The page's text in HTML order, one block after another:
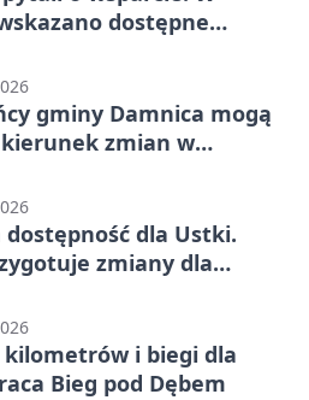
dostępne
gminy Damnica mogą
zmian w
dla Ustki.
zmiany dla
kilometrów i biegi dla
Bieg pod Dębem